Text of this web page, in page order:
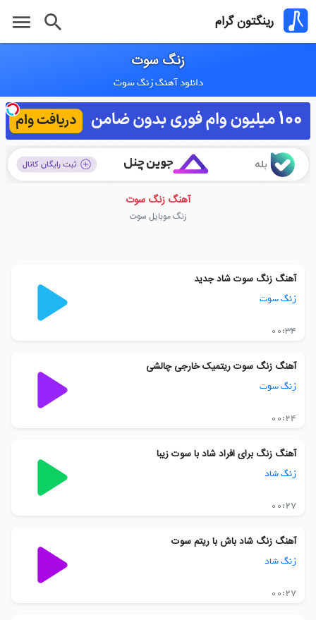
رینگتون گرام search
menu
زنگ سوت
دانلود آهنگ زنگ سوت
آهنگ زنگ سوت
زنگ موبایل سوت
آهنگ زنگ سوت شاد جدید
زنگ سوت
00:34
آهنگ زنگ سوت ریتمیک خارجی چالشی
زنگ سوت
00:24
آهنگ زنگ برای افراد شاد با سوت زیبا
زنگ شاد
00:27
آهنگ زنگ شاد باش با ریتم سوت
زنگ شاد
00:27